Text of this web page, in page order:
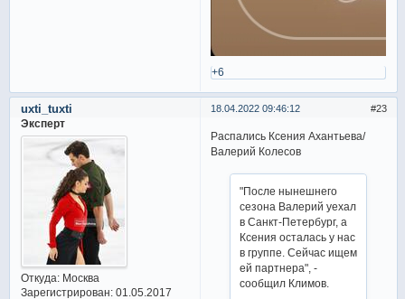
+6
23
18.04.2022 09:46:12
uxti_tuxti
Эксперт
Откуда:Москва
Зарегистрирован: 01.05.2017
Распались Ксения Ахантьева/
Валерий Колесов
"После нынешнего
сезона Валерий уехал
в Санкт-Петербург, а
Ксения осталась у нас
в группе. Сейчас ищем
ей партнера", -
сообщил Климов.